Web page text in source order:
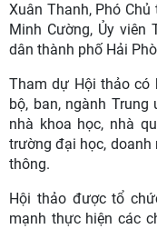
Xuân Thanh, Phó
Minh Cường, Ủy viên
dân thành phố Hải
Tham dự Hội thảo có
bộ, ban, ngành
nhà khoa học, nhà
trường đại học, doanh
thông.
Hội thảo được tổ
mạnh thực hiện các